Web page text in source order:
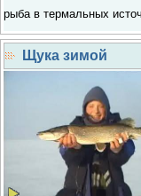
рыба в термальных
Щука зимой